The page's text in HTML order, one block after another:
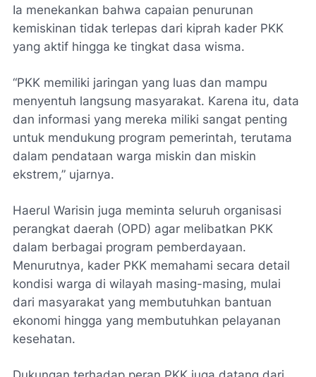
Ia menekankan bahwa capaian penurunan
kemiskinan tidak terlepas dari kiprah kader PKK
yang aktif hingga ke tingkat dasa wisma.
“PKK memiliki jaringan yang luas dan mampu
menyentuh langsung masyarakat. Karena itu, data
dan informasi yang mereka miliki sangat penting
untuk mendukung program pemerintah, terutama
dalam pendataan warga miskin dan miskin
ekstrem,” ujarnya.
Haerul Warisin juga meminta seluruh organisasi
perangkat daerah (OPD) agar melibatkan PKK
dalam berbagai program pemberdayaan.
Menurutnya, kader PKK memahami secara detail
kondisi warga di wilayah masing-masing, mulai
dari masyarakat yang membutuhkan bantuan
ekonomi hingga yang membutuhkan pelayanan
kesehatan.